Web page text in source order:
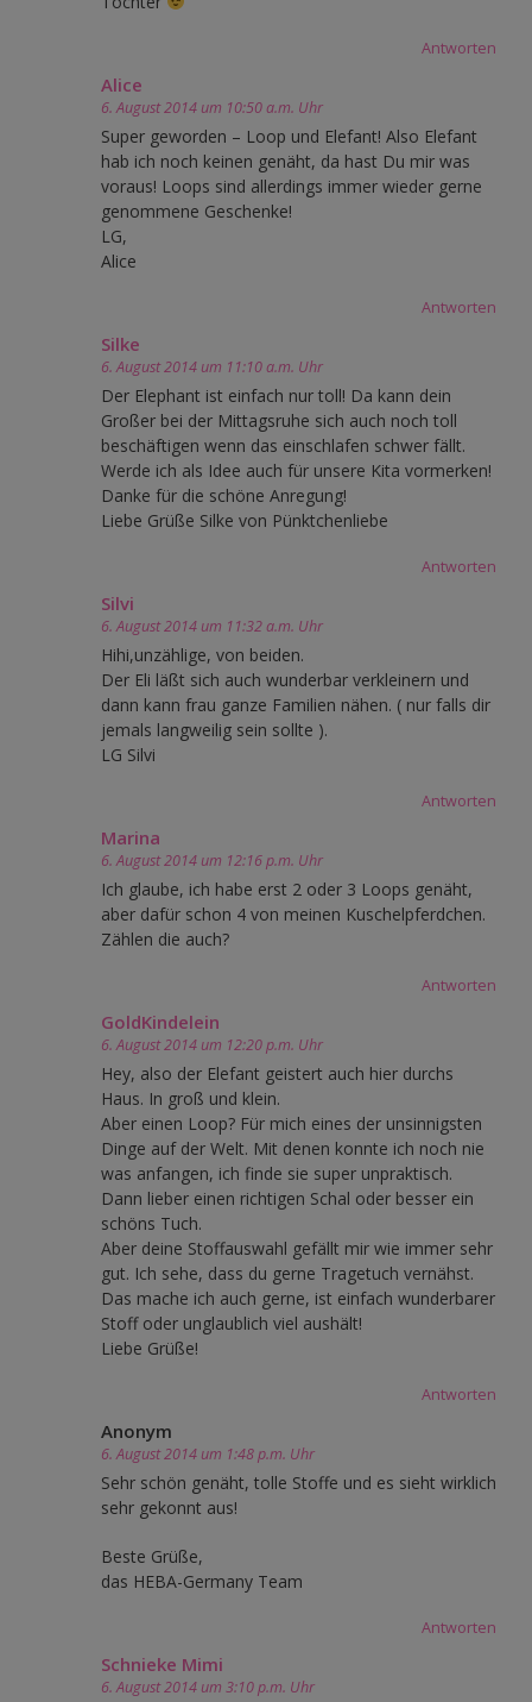
Antworten
Alice
6. August 2014 um 10:50 a.m. Uhr
Super geworden – Loop und Elefant! Also Elefant
hab ich noch keinen genäht, da hast Du mir was
voraus! Loops sind allerdings immer wieder gerne
genommene Geschenke!
LG,
Alice
Antworten
Silke
6. August 2014 um 11:10 a.m. Uhr
Der Elephant ist einfach nur toll! Da kann dein
Großer bei der Mittagsruhe sich auch noch toll
beschäftigen wenn das einschlafen schwer fällt.
Werde ich als Idee auch für unsere Kita vormerken!
Danke für die schöne Anregung!
Liebe Grüße Silke von Pünktchenliebe
Antworten
Silvi
6. August 2014 um 11:32 a.m. Uhr
Hihi,unzählige, von beiden.
Der Eli läßt sich auch wunderbar verkleinern und
dann kann frau ganze Familien nähen. ( nur falls dir
jemals langweilig sein sollte ).
LG Silvi
Antworten
Marina
6. August 2014 um 12:16 p.m. Uhr
Ich glaube, ich habe erst 2 oder 3 Loops genäht,
aber dafür schon 4 von meinen Kuschelpferdchen.
Zählen die auch?
Antworten
GoldKindelein
6. August 2014 um 12:20 p.m. Uhr
Hey, also der Elefant geistert auch hier durchs
Haus. In groß und klein.
Aber einen Loop? Für mich eines der unsinnigsten
Dinge auf der Welt. Mit denen konnte ich noch nie
was anfangen, ich finde sie super unpraktisch.
Dann lieber einen richtigen Schal oder besser ein
schöns Tuch.
Aber deine Stoffauswahl gefällt mir wie immer sehr
gut. Ich sehe, dass du gerne Tragetuch vernähst.
Das mache ich auch gerne, ist einfach wunderbarer
Stoff oder unglaublich viel aushält!
Liebe Grüße!
Antworten
Anonym
6. August 2014 um 1:48 p.m. Uhr
Sehr schön genäht, tolle Stoffe und es sieht wirklich
sehr gekonnt aus!
Beste Grüße,
das HEBA-Germany Team
Antworten
Schnieke Mimi
6. August 2014 um 3:10 p.m. Uhr